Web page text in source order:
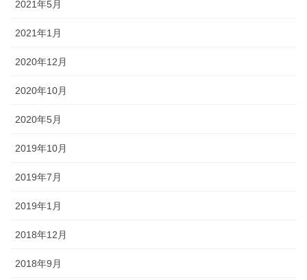
2021年5月
2021年1月
2020年12月
2020年10月
2020年5月
2019年10月
2019年7月
2019年1月
2018年12月
2018年9月